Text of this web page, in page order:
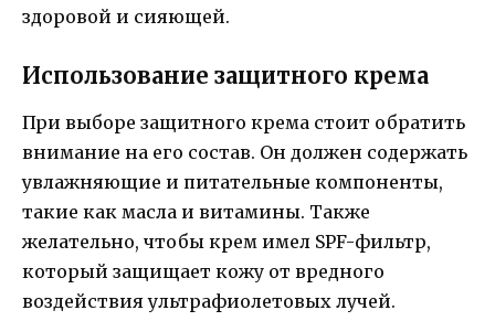
здоровой и сияющей.
Использование защитного крема
При выборе защитного крема стоит обратить
внимание на его состав. Он должен содержать
увлажняющие и питательные компоненты,
такие как масла и витамины. Также
желательно, чтобы крем имел SPF-фильтр,
который защищает кожу от вредного
воздействия ультрафиолетовых лучей.